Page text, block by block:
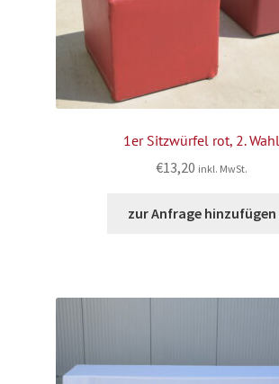
1er Sitzwürfel rot, 2. Wahl
€13,20 inkl. MwSt.
zur Anfrage hinzufügen